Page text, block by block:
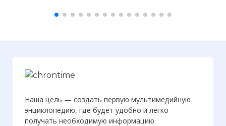
Наша цель — создать первую мультимедийную
энциклопедию, где будет удобно и легко
получать необходимую информацию.